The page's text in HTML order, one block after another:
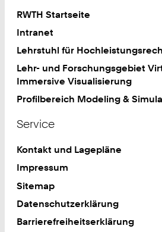
RWTH Startseite
Intranet
Lehrstuhl für
Lehr- und Forschungsgebiet
Immersive Visualisierung
Profilbereich Modeling &
Service
Kontakt und Lagepläne
Impressum
Sitemap
Datenschutzerklärung
Barrierefreiheitserklärung